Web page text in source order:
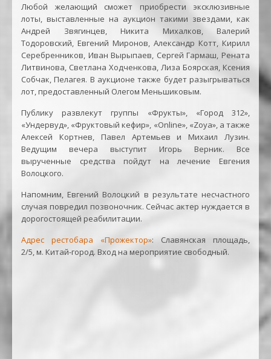
Любой желающий сможет приобрести эксклюзивные
лоты, выставленные на аукцион такими звездами, как
Андрей Звягинцев, Никита Михалков, Валерий
Тодоровский, Евгений Миронов, Александр Котт, Кирилл
Серебренников, Иван Вырыпаев, Сергей Гармаш, Рената
Литвинова, Светлана Ходченкова, Лиза Боярская, Ксения
Собчак, Пелагея. В аукционе также будет разыгрываться
лот, предоставленный Олегом Меньшиковым.
Публику развлекут группы «Фрукты», «Город 312»,
«Ундервуд», «Фруктовый кефир», «Online», «Zoya», а также
Алексей Кортнев, Павел Артемьев и Михаил Лузин.
Ведущим вечера выступит Игорь Верник. Все
вырученные средства пойдут на лечение Евгения
Волоцкого.
Напомним, Евгений Волоцкий в результате несчастного
случая повредил позвоночник. Сейчас актер нуждается в
дорогостоящей реабилитации.
Адрес рестобара «Прожектор»: Славянская площадь,
2/5, м. Китай-город. Вход на мероприятие свободный.